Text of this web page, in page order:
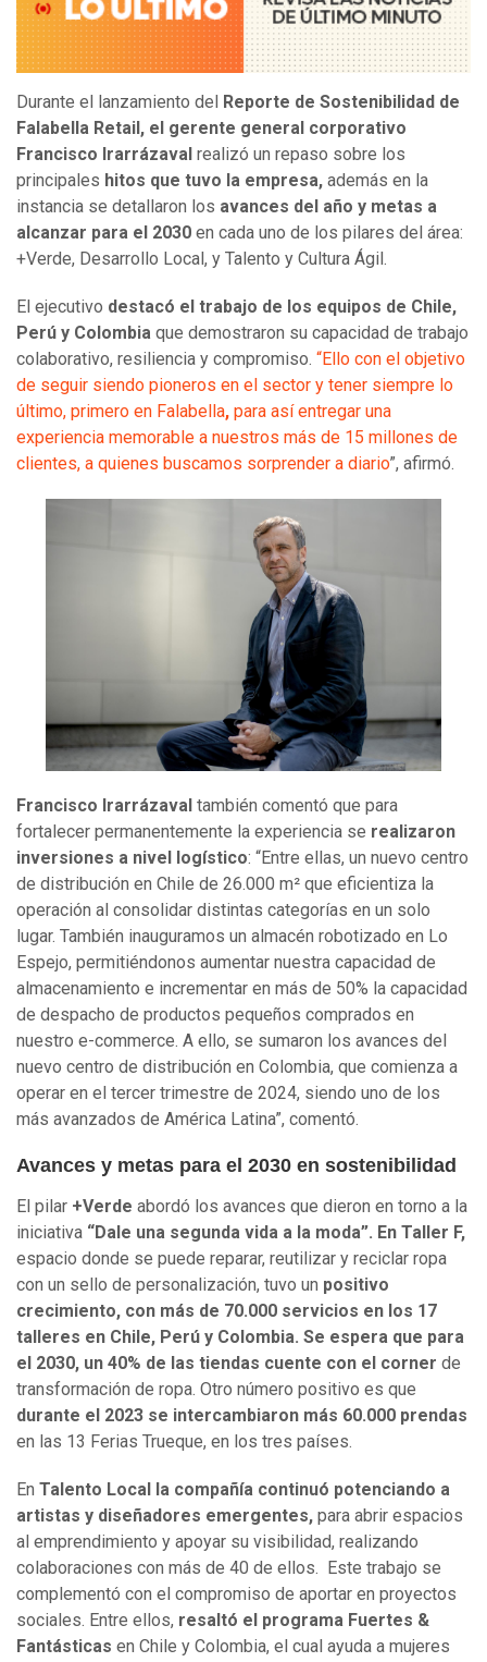
Durante el lanzamiento del
Reporte de Sostenibilidad de
Falabella Retail, el gerente general corporativo
Francisco Irarrázaval realizó un repaso sobre los
principales hitos que tuvo la empresa, además en la
instancia se detallaron los avances del año y metas a
alcanzar para el 2030 en cada uno de los pilares del área:
+Verde, Desarrollo Local, y Talento y Cultura Ágil.
El ejecutivo destacó el trabajo de los equipos de Chile,
Perú y Colombia que demostraron su capacidad de trabajo
colaborativo, resiliencia y compromiso. “Ello con el objetivo
de seguir siendo pioneros en el sector y tener siempre lo
último, primero en Falabella, para así entregar una
experiencia memorable a nuestros más de 15 millones de
clientes, a quienes buscamos sorprender a diario”, afirmó.
Francisco Irarrázaval también comentó que para
fortalecer permanentemente la experiencia se realizaron
inversiones a nivel logístico: “Entre ellas, un nuevo centro
de distribución en Chile de 26.000 m² que eficientiza la
operación al consolidar distintas categorías en un solo
lugar. También inauguramos un almacén robotizado en Lo
Espejo, permitiéndonos aumentar nuestra capacidad de
almacenamiento e incrementar en más de 50% la capacidad
de despacho de productos pequeños comprados en
nuestro e-commerce. A ello, se sumaron los avances del
nuevo centro de distribución en Colombia, que comienza a
operar en el tercer trimestre de 2024, siendo uno de los
más avanzados de América Latina”, comentó.
Avances y metas para el 2030 en sostenibilidad
El pilar +Verde abordó los avances que dieron en torno a la
iniciativa “Dale una segunda vida a la moda”. En Taller F,
espacio donde se puede reparar, reutilizar y reciclar ropa
con un sello de personalización, tuvo un positivo
crecimiento, con más de 70.000 servicios en los 17
talleres en Chile, Perú y Colombia. Se espera que para
el 2030, un 40% de las tiendas cuente con el corner de
transformación de ropa. Otro número positivo es que
durante el 2023 se intercambiaron más 60.000 prendas
en las 13 Ferias Trueque, en los tres países.
En Talento Local la compañía continuó potenciando a
artistas y diseñadores emergentes, para abrir espacios
al emprendimiento y apoyar su visibilidad, realizando
colaboraciones con más de 40 de ellos. Este trabajo se
complementó con el compromiso de aportar en proyectos
sociales. Entre ellos, resaltó el programa Fuertes &
Fantásticas en Chile y Colombia, el cual ayuda a mujeres